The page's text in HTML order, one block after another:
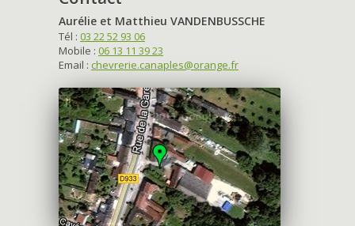
Aurélie et Matthieu VANDENBUSSCHE
Tél : 03 22 52 93 06
Mobile : 06 13 11 39 23
Email : chevrerie.canaples@orange.fr